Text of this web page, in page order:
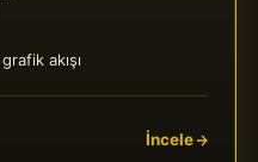
akışı
İncele